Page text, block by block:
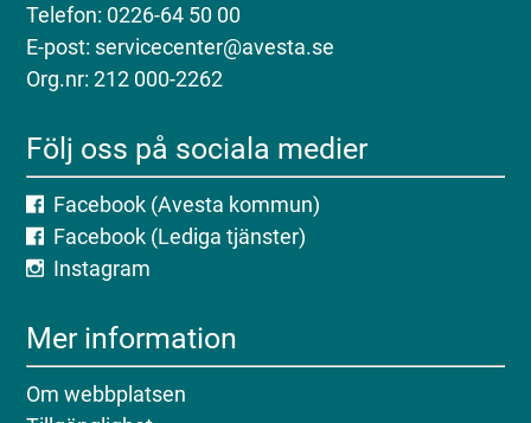
Telefon: 0226-64 50 00
E-post: servicecenter@avesta.se
Org.nr: 212 000-2262
Följ oss på sociala medier
Facebook (Avesta kommun)
Facebook (Lediga tjänster)
Instagram
Mer information
Om webbplatsen